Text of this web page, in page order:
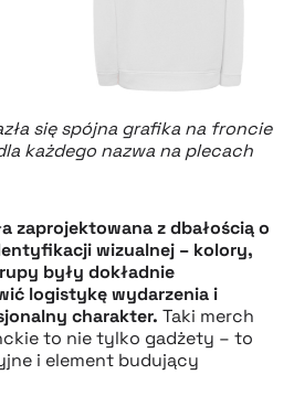
się spójna grafika na froncie
każdego nazwa na plecach
zaprojektowana z dbałością o
wizualnej – kolory,
były dokładnie
logistykę wydarzenia i
charakter. Taki merch
to nie tylko gadżety – to
i element budujący